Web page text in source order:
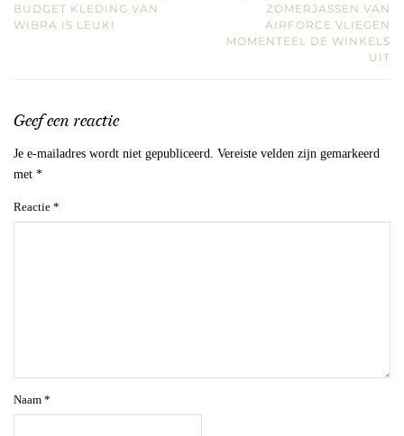
BUDGET KLEDING VAN
WIBRA IS LEUK!
ZOMERJASSEN VAN
AIRFORCE VLIEGEN
MOMENTEEL DE WINKELS
UIT
Geef een reactie
Je e-mailadres wordt niet gepubliceerd.
Vereiste velden zijn gemarkeerd
met *
Reactie *
Naam *